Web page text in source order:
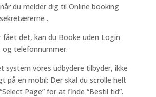
du melder dig til Online booking
.
fået det, kan du Booke uden Login
telefonnummer.
system vores udbydere tilbyder, ikke
på en mobil: Der skal du scrolle helt
Page” for at finde “Bestil tid”.